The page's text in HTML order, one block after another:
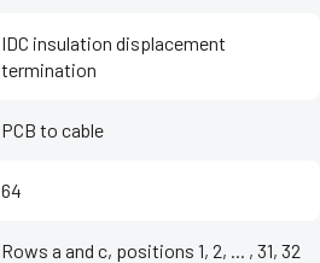
IDC insulation displacement
termination
PCB to cable
64
Rows a and c, positions 1, 2, ... , 31, 32